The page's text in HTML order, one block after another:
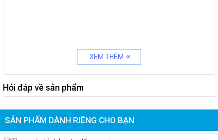
XEM THÊM
Hỏi đáp về sản phẩm
SẢN PHẨM DÀNH RIÊNG CHO BẠN